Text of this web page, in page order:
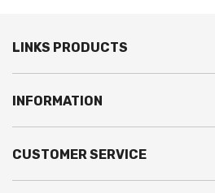
LINKS PRODUCTS
INFORMATION
CUSTOMER SERVICE